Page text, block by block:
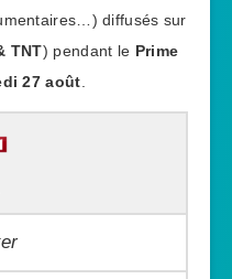
diffusés sur
TNT) pendant le Prime
27 août